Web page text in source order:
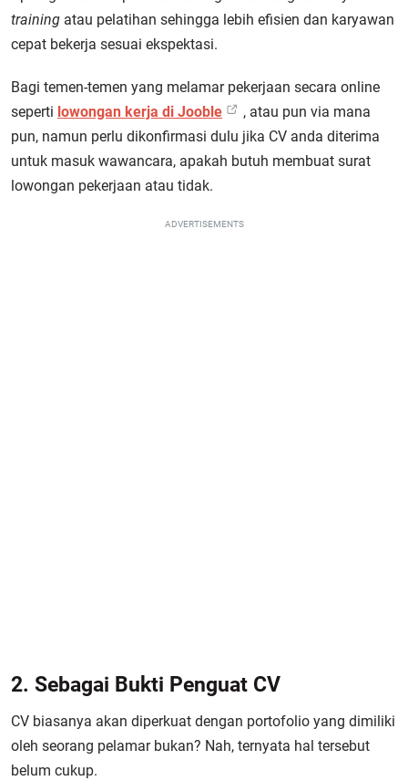
training atau pelatihan sehingga lebih efisien dan karyawan
cepat bekerja sesuai ekspektasi.
Bagi temen-temen yang melamar pekerjaan secara online
seperti lowongan kerja di Jooble
, atau pun via mana
pun, namun perlu dikonfirmasi dulu jika CV anda diterima
untuk masuk wawancara, apakah butuh membuat surat
lowongan pekerjaan atau tidak.
ADVERTISEMENTS
2. Sebagai Bukti Penguat CV
CV biasanya akan diperkuat dengan portofolio yang dimiliki
oleh seorang pelamar bukan? Nah, ternyata hal tersebut
belum cukup.